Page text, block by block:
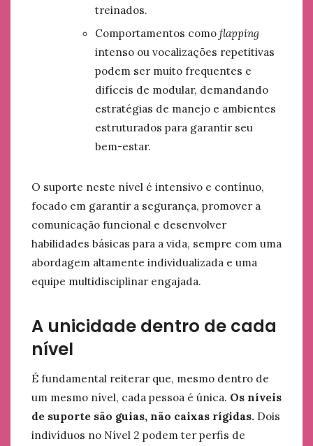
treinados.
Comportamentos como flapping
intenso ou vocalizações repetitivas
podem ser muito frequentes e
difíceis de modular, demandando
estratégias de manejo e ambientes
estruturados para garantir seu
bem-estar.
O suporte neste nível é intensivo e contínuo,
focado em garantir a segurança, promover a
comunicação funcional e desenvolver
habilidades básicas para a vida, sempre com uma
abordagem altamente individualizada e uma
equipe multidisciplinar engajada.
A unicidade dentro de cada
nível
É fundamental reiterar que, mesmo dentro de
um mesmo nível, cada pessoa é única. Os níveis
de suporte são guias, não caixas rígidas. Dois
indivíduos no Nível 2 podem ter perfis de